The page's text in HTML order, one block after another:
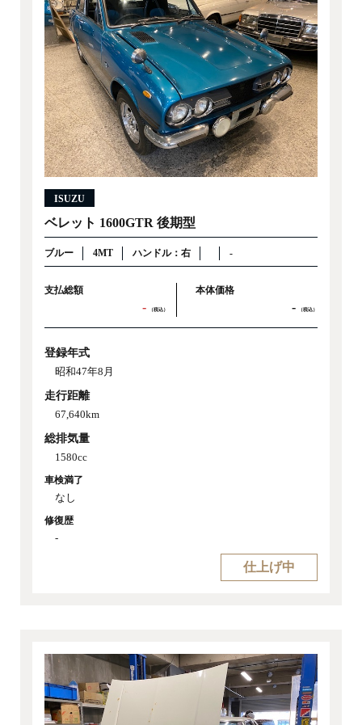
ISUZU
ベレット 1600GTR 後期型
ブルー 4MT ハンドル：右 -
支払総額
- （税込）
本体価格
- （税込）
登録年式
昭和47年8月
走行距離
67,640km
総排気量
1580cc
車検満了
なし
修復歴
-
仕上げ中